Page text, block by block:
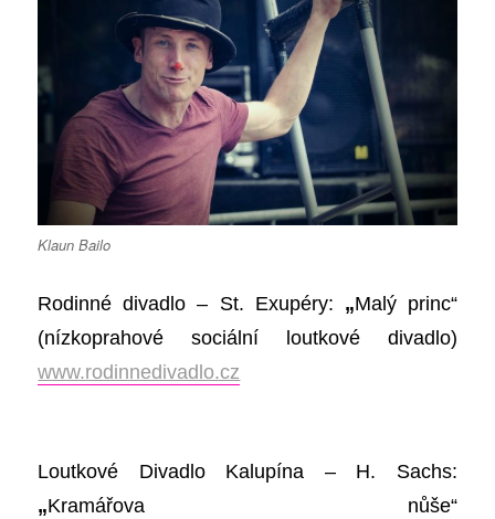
Klaun Bailo
Rodinné divadlo – St. Exupéry: „Malý princ“
(nízkoprahové sociální loutkové divadlo)
www.rodinnedivadlo.cz
Loutkové Divadlo Kalupína – H. Sachs:
„Kramářova nůše“